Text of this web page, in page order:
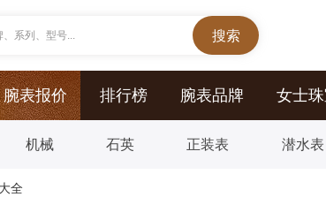
、系列、型号...
腕表报价 排行榜 腕表品牌 女士
机械 石英 正装表 潜水表
全